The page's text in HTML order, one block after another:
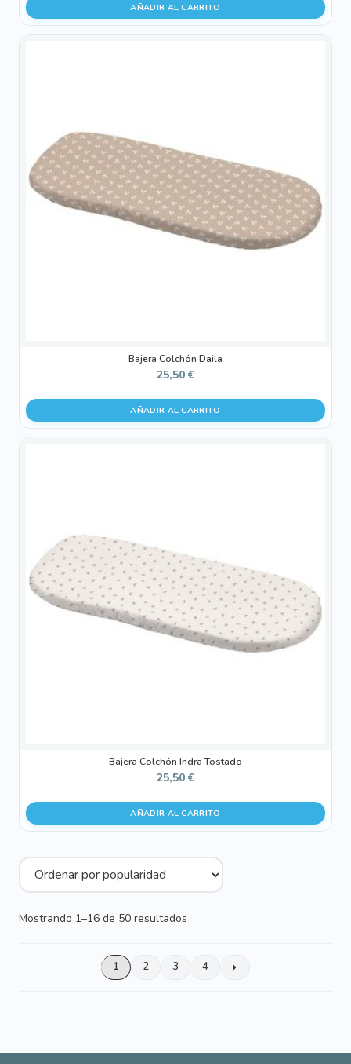
AÑADIR AL CARRITO
Bajera Colchón Daila
25,50 €
AÑADIR AL CARRITO
Bajera Colchón Indra Tostado
25,50 €
AÑADIR AL CARRITO
Mostrando 1–16 de 50 resultados
1 2 3 4